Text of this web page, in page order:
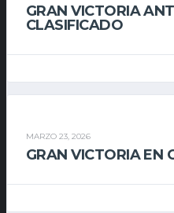
GRAN VICTORIA
CLASIFICADO
MARZO 23, 2026
GRAN VICTORIA EN